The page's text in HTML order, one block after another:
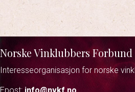
Norske Vinklubbers Forbund
Interesseorganisasjon for norske
Epost: info@nvkf.no